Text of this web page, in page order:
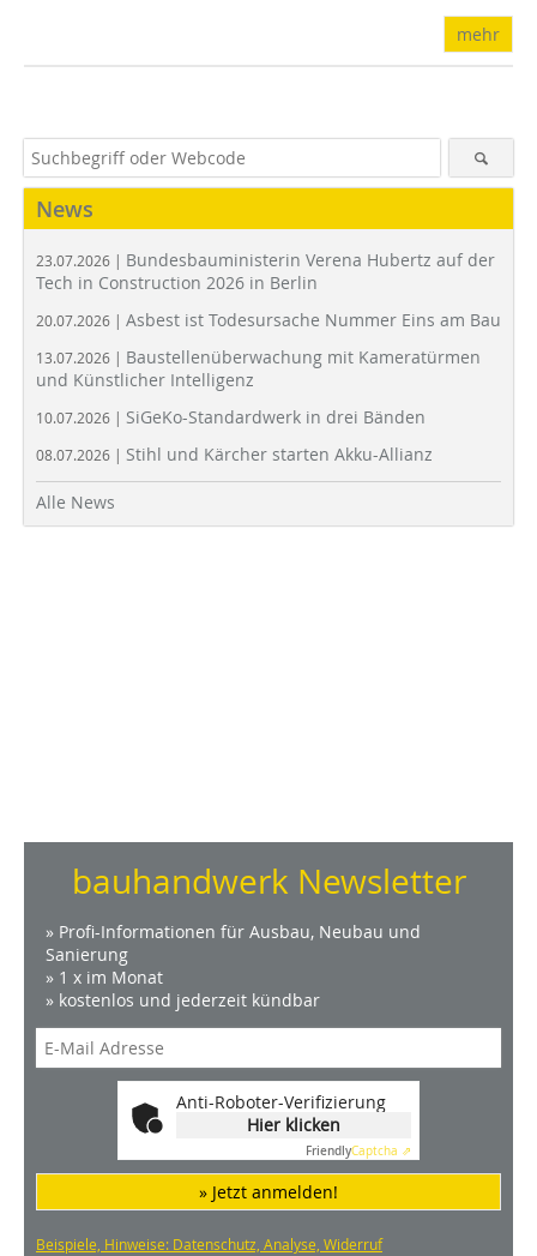
mehr
News
23.07.2026 | Bundesbauministerin Verena Hubertz auf der
Tech in Construction 2026 in Berlin
20.07.2026 | Asbest ist Todesursache Nummer Eins am Bau
13.07.2026 | Baustellenüberwachung mit Kameratürmen
und Künstlicher Intelligenz
10.07.2026 | SiGeKo-Standardwerk in drei Bänden
08.07.2026 | Stihl und Kärcher starten Akku-Allianz
Alle News
bauhandwerk Newsletter
» Profi-Informationen für Ausbau, Neubau und
Sanierung
» 1 x im Monat
» kostenlos und jederzeit kündbar
Anti-Roboter-Verifizierung
Hier klicken
FriendlyCaptcha ⇗
» Jetzt anmelden!
Beispiele, Hinweise: Datenschutz, Analyse, Widerruf